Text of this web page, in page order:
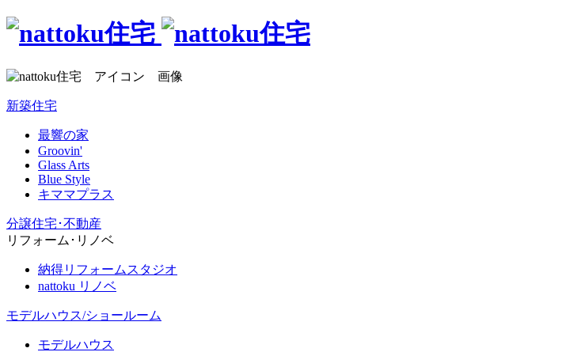
新築住宅
最響の家
Groovin'
Glass Arts
Blue Style
キママプラス
分譲住宅･不動産
リフォーム･リノベ
納得リフォームスタジオ
nattoku リノベ
モデルハウス/ショールーム
モデルハウス